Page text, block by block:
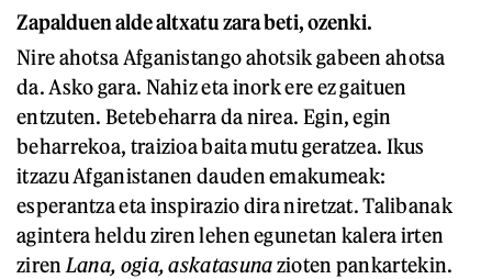
Zapalduen alde altxatu zara beti, ozenki.
Nire ahotsa Afganistango ahotsik gabeen ahotsa
da. Asko gara. Nahiz eta inork ere ez gaituen
entzuten. Betebeharra da nirea. Egin, egin
beharrekoa, traizioa baita mutu geratzea. Ikus
itzazu Afganistanen dauden emakumeak:
esperantza eta inspirazio dira niretzat. Talibanak
agintera heldu ziren lehen egunetan kalera irten
ziren Lana, ogia, askatasunazioten pankartekin.